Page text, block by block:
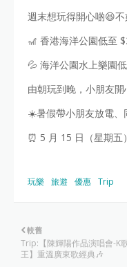
週末想玩得開心啲😆
🎢 香港海洋公園低至
💦 海洋公園水上樂園
由朝玩到晚，小朋友
☀️暑假帶小朋友放電、
⏰ 5 月 15 日（星期五
玩樂 旅遊 優惠 Trip
較舊
Trip:【陳輝陽作品演唱會-K
王】重溫廣東歌經典🎶